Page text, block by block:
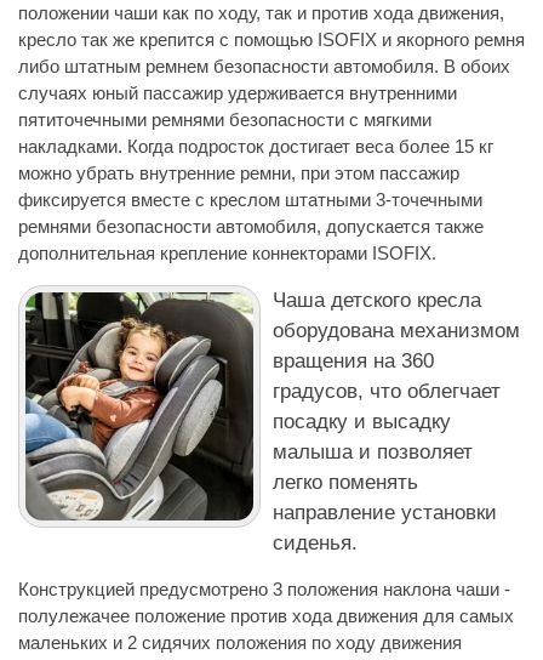
положении чаши как по ходу, так и против хода движения,
кресло так же крепится с помощью ISOFIX и якорного ремня
либо штатным ремнем безопасности автомобиля. В обоих
случаях юный пассажир удерживается внутренними
пятиточечными ремнями безопасности с мягкими
накладками. Когда подросток достигает веса более 15 кг
можно убрать внутренние ремни, при этом пассажир
фиксируется вместе с креслом штатными 3-точечными
ремнями безопасности автомобиля, допускается также
дополнительная крепление коннекторами ISOFIX.
Чаша детского кресла
оборудована механизмом
вращения на 360
градусов, что облегчает
посадку и высадку
малыша и позволяет
легко поменять
направление установки
сиденья.
Конструкцией предусмотрено 3 положения наклона чаши -
полулежачее положение против хода движения для самых
маленьких и 2 сидячих положения по ходу движения